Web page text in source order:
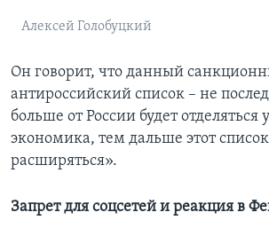
Алексей Голобуцкий
Он говорит, что данный
антироссийский список – не
больше от России будет отделяться
экономика, тем дальше этот список
расширяться».
Запрет для соцсетей и реакция в